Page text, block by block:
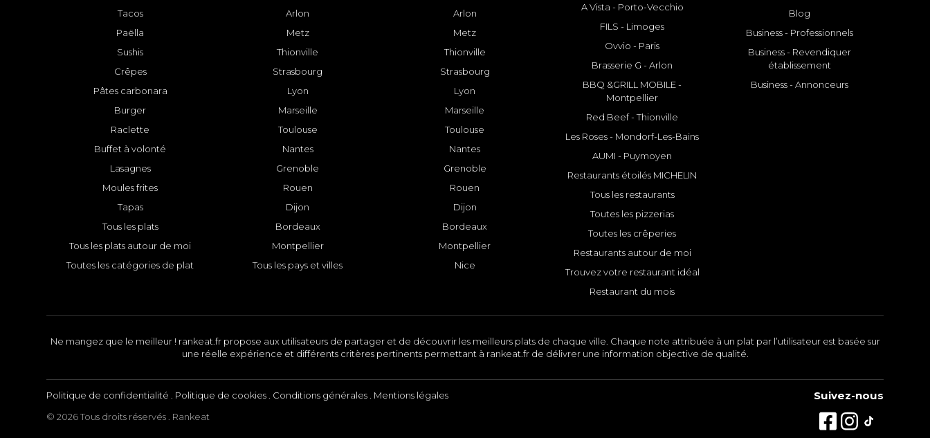
Tacos
Paëlla
Sushis
Crêpes
Pâtes carbonara
Burger
Raclette
Buffet à volonté
Lasagnes
Moules frites
Tapas
Tous les plats
Tous les plats autour de moi
Toutes les catégories de plat
Arlon
Metz
Thionville
Strasbourg
Lyon
Marseille
Toulouse
Nantes
Grenoble
Rouen
Dijon
Bordeaux
Montpellier
Tous les pays et villes
Arlon
Metz
Thionville
Strasbourg
Lyon
Marseille
Toulouse
Nantes
Grenoble
Rouen
Dijon
Bordeaux
Montpellier
Nice
A Vista - Porto-Vecchio
FILS - Limoges
Ovvio - Paris
Brasserie G - Arlon
BBQ &GRILL MOBILE -
Montpellier
Red Beef - Thionville
Les Roses - Mondorf-Les-Bains
AUMI - Puymoyen
Restaurants étoilés MICHELIN
Tous les restaurants
Toutes les pizzerias
Toutes les crêperies
Restaurants autour de moi
Trouvez votre restaurant idéal
Restaurant du mois
Blog
Business - Professionnels
Business - Revendiquer
établissement
Business - Annonceurs
Ne mangez que le meilleur ! rankeat.fr propose aux utilisateurs de partager et de découvrir les meilleurs plats de chaque ville. Chaque note attribuée à un plat par l’utilisateur est basée sur
une réelle expérience et différents critères pertinents permettant à rankeat.fr de délivrer une information objective de qualité.
Politique de confidentialité Politique de cookies Conditions générales
Mentions légales
© 2026 Tous droits réservés . Rankeat
Suivez-nous